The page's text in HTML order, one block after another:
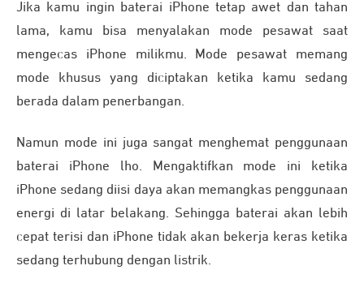
Jika kamu ingin baterai iPhone tetap awet dan tahan
lama, kamu bisa menyalakan mode pesawat saat
mengecas iPhone milikmu. Mode pesawat memang
mode khusus yang diciptakan ketika kamu sedang
berada dalam penerbangan.
Namun mode ini juga sangat menghemat penggunaan
baterai iPhone lho. Mengaktifkan mode ini ketika
iPhone sedang diisi daya akan memangkas penggunaan
energi di latar belakang. Sehingga baterai akan lebih
cepat terisi dan iPhone tidak akan bekerja keras ketika
sedang terhubung dengan listrik.